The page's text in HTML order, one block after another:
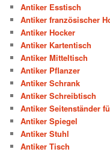
Antiker Esstisch
Antiker französischer
Antiker Hocker
Antiker Kartentisch
Antiker Mitteltisch
Antiker Pflanzer
Antiker Schrank
Antiker Schreibtisch
Antiker Seitenständer
Antiker Spiegel
Antiker Stuhl
Antiker Tisch